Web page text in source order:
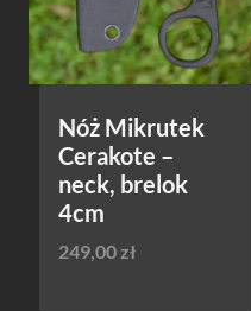
Nóż Mikrutek
Cerakote –
neck, brelok
4cm
249,00 zł